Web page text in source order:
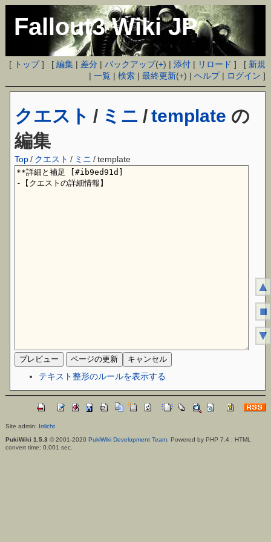
Fallout3 Wiki JP
[ トップ] [編集 | 差分 |バックアップ(+) |添付 | リロード ] [ 新規
|一覧 |検索 |最終更新(+) |ヘルプ| ログイン ]
クエスト / ミニ /template の
編集
Top / クエスト / ミニ / template
テキスト整形のルールを表示する
Site admin: Irrlicht
PukiWiki 1.5.3 © 2001-2020 PukiWiki Development Team. Powered by PHP 7.4 : HTML
convert time: 0.001 sec.
▲
■
▼